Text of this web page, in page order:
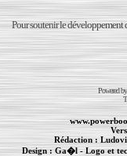
Pour soutenir le développement
Powered
Rédaction :
Design : Ga�l- Logo et